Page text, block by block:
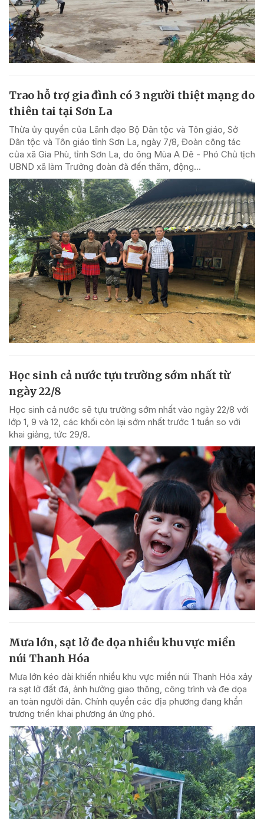
Trao hỗ trợ gia đình có 3 người thiệt mạng do
thiên tai tại Sơn La
Thừa ủy quyền của Lãnh đạo Bộ Dân tộc và Tôn giáo, Sở
Dân tộc và Tôn giáo tỉnh Sơn La, ngày 7/8, Đoàn công tác
của xã Gia Phù, tỉnh Sơn La, do ông Mùa A Dê - Phó Chủ tịch
UBND xã làm Trưởng đoàn đã đến thăm, động...
Học sinh cả nước tựu trường sớm nhất từ
ngày 22/8
Học sinh cả nước sẽ tựu trường sớm nhất vào ngày 22/8 với
lớp 1, 9 và 12, các khối còn lại sớm nhất trước 1 tuần so với
khai giảng, tức 29/8.
Mưa lớn, sạt lở đe dọa nhiều khu vực miền
núi Thanh Hóa
Mưa lớn kéo dài khiến nhiều khu vực miền núi Thanh Hóa xảy
ra sạt lở đất đá, ảnh hưởng giao thông, công trình và đe dọa
an toàn người dân. Chính quyền các địa phương đang khẩn
trương triển khai phương án ứng phó.